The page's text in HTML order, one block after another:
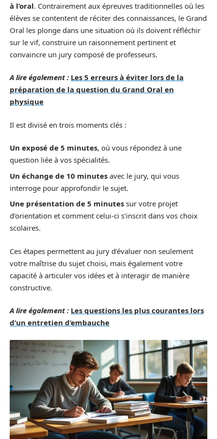
à l’oral. Contrairement aux épreuves traditionnelles où les
élèves se contentent de réciter des connaissances, le Grand
Oral les plonge dans une situation où ils doivent réfléchir
sur le vif, construire un raisonnement pertinent et
convaincre un jury composé de professeurs.
A lire également : Les 5 erreurs à éviter lors de la
préparation de la question du Grand Oral en
physique
Il est divisé en trois moments clés :
Un exposé de 5 minutes, où vous répondez à une
question liée à vos spécialités.
Un échange de 10 minutes avec le jury, qui vous
interroge pour approfondir le sujet.
Une présentation de 5 minutes sur votre projet
d’orientation et comment celui-ci s’inscrit dans vos choix
scolaires.
Ces étapes permettent au jury d’évaluer non seulement
votre maîtrise du sujet choisi, mais également votre
capacité à articuler vos idées et à interagir de manière
constructive.
A lire également : Les questions les plus courantes lors
d’un entretien d’embauche